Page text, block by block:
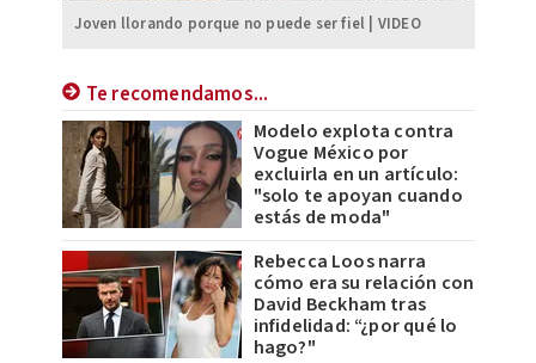
Joven llorando porque no puede ser fiel | VIDEO
Te recomendamos...
Modelo explota contra
Vogue México por
excluirla en un artículo:
"solo te apoyan cuando
estás de moda"
Rebecca Loos narra
cómo era su relación con
David Beckham tras
infidelidad: “¿por qué lo
hago?"